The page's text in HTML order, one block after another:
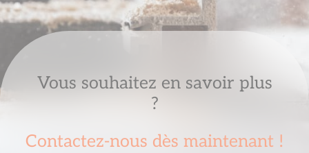
Vous souhaitez en savoir plus
?
Contactez-nous dès maintenant !